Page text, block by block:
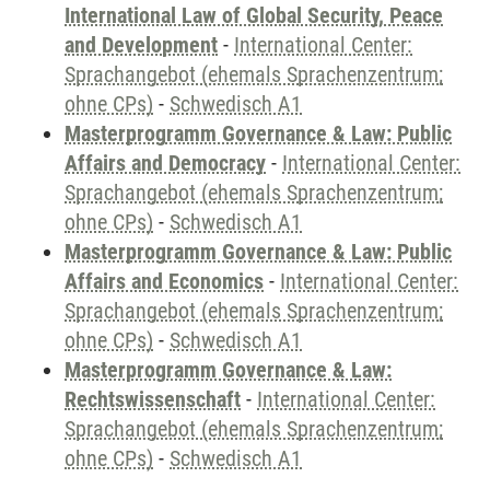
International Law of Global Security, Peace
and Development - International Center:
Sprachangebot (ehemals Sprachenzentrum;
ohne CPs) - Schwedisch A1
Masterprogramm Governance & Law: Public
Affairs and Democracy - International Center:
Sprachangebot (ehemals Sprachenzentrum;
ohne CPs) - Schwedisch A1
Masterprogramm Governance & Law: Public
Affairs and Economics - International Center:
Sprachangebot (ehemals Sprachenzentrum;
ohne CPs) - Schwedisch A1
Masterprogramm Governance & Law:
Rechtswissenschaft - International Center:
Sprachangebot (ehemals Sprachenzentrum;
ohne CPs) - Schwedisch A1